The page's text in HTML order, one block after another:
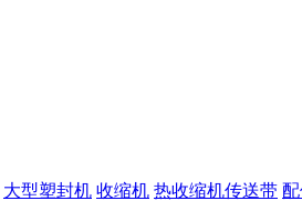
大型塑封机 收缩机 热收缩机传送带